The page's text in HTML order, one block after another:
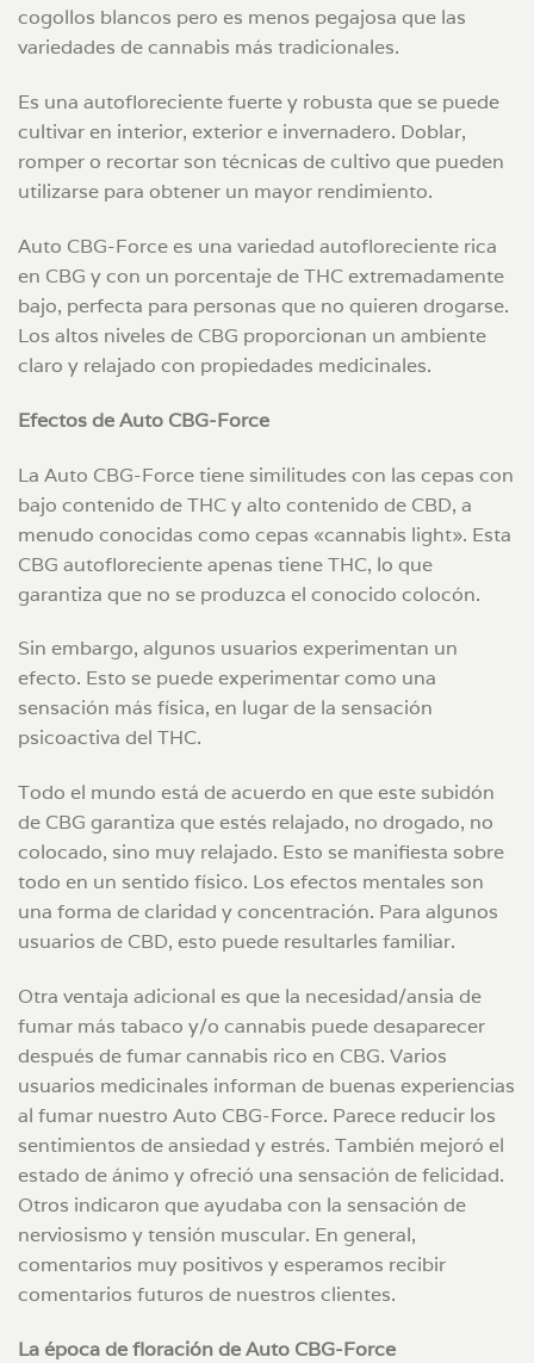
cogollos blancos pero es menos pegajosa que las
variedades de cannabis más tradicionales.
Es una autofloreciente fuerte y robusta que se puede
cultivar en interior, exterior e invernadero. Doblar,
romper o recortar son técnicas de cultivo que pueden
utilizarse para obtener un mayor rendimiento.
Auto CBG-Force es una variedad autofloreciente rica
en CBG y con un porcentaje de THC extremadamente
bajo, perfecta para personas que no quieren drogarse.
Los altos niveles de CBG proporcionan un ambiente
claro y relajado con propiedades medicinales.
Efectos de Auto CBG-Force
La Auto CBG-Force tiene similitudes con las cepas con
bajo contenido de THC y alto contenido de CBD, a
menudo conocidas como cepas «cannabis light». Esta
CBG autofloreciente apenas tiene THC, lo que
garantiza que no se produzca el conocido colocón.
Sin embargo, algunos usuarios experimentan un
efecto. Esto se puede experimentar como una
sensación más física, en lugar de la sensación
psicoactiva del THC.
Todo el mundo está de acuerdo en que este subidón
de CBG garantiza que estés relajado, no drogado, no
colocado, sino muy relajado. Esto se manifiesta sobre
todo en un sentido físico. Los efectos mentales son
una forma de claridad y concentración. Para algunos
usuarios de CBD, esto puede resultarles familiar.
Otra ventaja adicional es que la necesidad/ansia de
fumar más tabaco y/o cannabis puede desaparecer
después de fumar cannabis rico en CBG. Varios
usuarios medicinales informan de buenas experiencias
al fumar nuestro Auto CBG-Force. Parece reducir los
sentimientos de ansiedad y estrés. También mejoró el
estado de ánimo y ofreció una sensación de felicidad.
Otros indicaron que ayudaba con la sensación de
nerviosismo y tensión muscular. En general,
comentarios muy positivos y esperamos recibir
comentarios futuros de nuestros clientes.
La época de floración de Auto CBG-Force